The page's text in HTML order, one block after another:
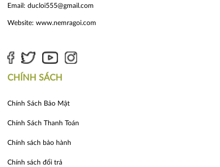
Email: ducloi555@gmail.com
Website: www.nemragoi.com
CHÍNH SÁCH
Chính Sách Bảo Mật
Chính Sách Thanh Toán
Chính sách bảo hành
Chính sách đổi trả